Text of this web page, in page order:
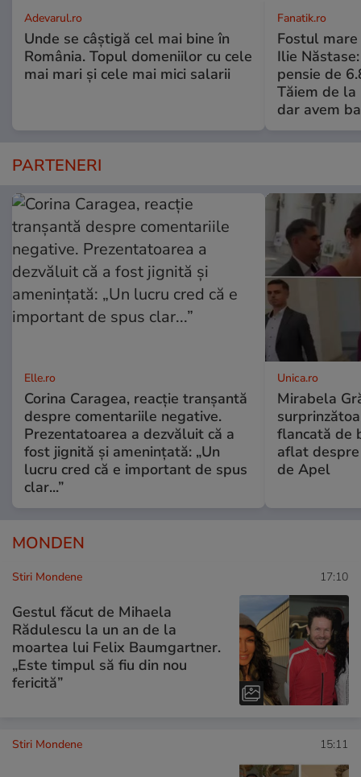
Adevarul.ro
Unde se câștigă cel mai bine în
România. Topul domeniilor cu cele
mai mari și cele mai mici salarii
Fanatik.ro
Fostul
Ilie
pensie de
Tăiem de la
dar avem
PARTENERI
Elle.ro
Corina Caragea, reacție tranșantă
despre comentariile negative.
Prezentatoarea a dezvăluit că a
fost jignită și amenințată: „Un
lucru cred că e important de spus
clar...”
Unica.ro
Mirabela
flancată de
aflat
de Apel
MONDEN
Stiri Mondene 17:10
Gestul făcut de Mihaela
Rădulescu la un an de la
moartea lui Felix Baumgartner.
„Este timpul să fiu din nou
fericită”
Stiri Mondene 15:11